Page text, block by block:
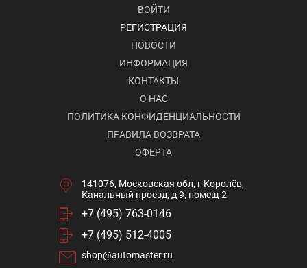
ВОЙТИ
РЕГИСТРАЦИЯ
НОВОСТИ
ИНФОРМАЦИЯ
КОНТАКТЫ
О НАС
ПОЛИТИКА КОНФИДЕНЦИАЛЬНОСТИ
ПРАВИЛА ВОЗВРАТА
ОФЕРТА
141076, Московская обл, г Королёв,
Канальный проезд, д 9, помещ 2
+7 (495) 763-0146
+7 (495) 512-4005
shop@automaster.ru